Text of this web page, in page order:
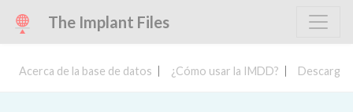
The Implant Files
Acerca de la base de datos ¿Cómo usar la IMDD? Descargar